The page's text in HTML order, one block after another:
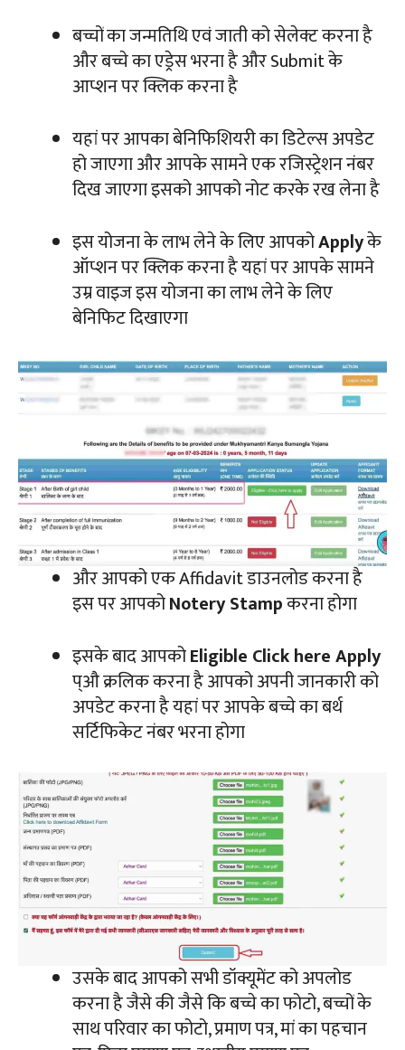
बच्चों का जन्मतिथि एवं जाती को सेलेक्ट करना है
और बच्चे का एड्रेस भरना है और Submit के
आप्शन पर क्लिक करना है
यहां पर आपका बेनिफिशियरी का डिटेल्स अपडेट
हो जाएगा और आपके सामने एक रजिस्ट्रेशन नंबर
दिख जाएगा इसको आपको नोट करके रख लेना है
इस योजना के लाभ लेने के लिए आपकोApplyके
ऑप्शन पर क्लिक करना है यहां पर आपके सामने
उम्र वाइज इस योजना का लाभ लेने के लिए
बेनिफिट दिखाएगा
और आपको एक Affidavit डाउनलोड करना है
इस पर आपकोNotery Stampकरना होगा
इसके बाद आपकोEligible Click here Apply
प्औ क्रलिक करना है आपको अपनी जानकारी को
अपडेट करना है यहां पर आपके बच्चे का बर्थ
सर्टिफिकेट नंबर भरना होगा
उसके बाद आपको सभी डॉक्यूमेंट को अपलोड
करना है जैसे की जैसे कि बच्चे का फोटो, बच्चों के
साथ परिवार का फोटो, प्रमाण पत्र, मां का पहचान